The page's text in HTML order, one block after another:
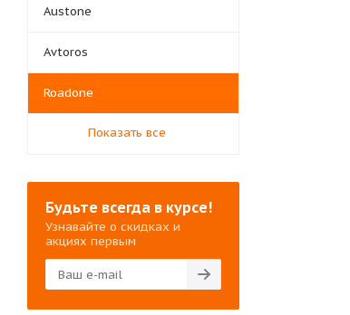
Austone
Avtoros
Roadone
Показать все
Будьте всегда в курсе!
Узнавайте о скидках и
акциях первым